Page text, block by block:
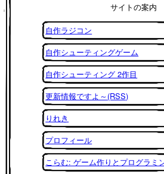
サイトの案内
自作ラジコン
自作シューティングゲーム
自作シューティング 2作目
更新情報ですよ～(RSS)
りれき
プロフィール
こらむ: ゲーム作りとプログラミ